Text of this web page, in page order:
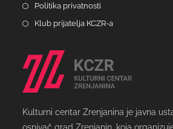
Politika privatnosti
Klub prijatelja KCZR-a
Kulturni centar Zrenjanina je javna